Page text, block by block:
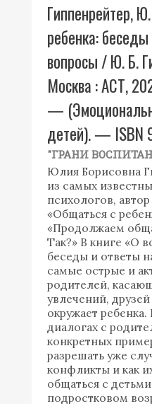
Гиппенрейтер,
ребенка:
вопросы / Ю. Б.
Москва : АСТ,
—
детей). — ISBN
"ГРАНИ
Юлия Борисовна
из самых
психологов,
«Общаться с
«Продолжаем
Так?» В книге «О
беседы и ответы
самые острые и
родителей,
увлечений,
окружает
диалогах с
конкретных
разрешать уже
конфликты и как
общаться с
подростковом